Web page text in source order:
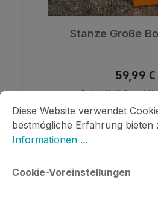
Stanze Große
59,99 €
Preise inkl. MwSt. zzgl.
Details
Cookie-Voreinstellungen
Diese Website verwendet
Diese Website verwendet
bestmögliche Erfahrung bieten
Informationen ...
Cookie-Voreinstellungen